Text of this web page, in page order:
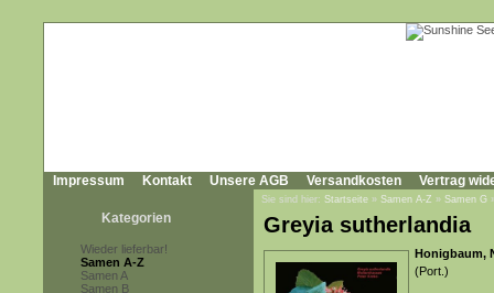
Impressum Kontakt Unsere AGB Versandkosten Vertrag
Kategorien
Wieder lieferbar!
Samen A-Z
Samen A
Samen B
Sie sind hier: Startseite » Samen A-Z » Samen G
Greyia sutherlandia
Honigbaum,
(Port.)